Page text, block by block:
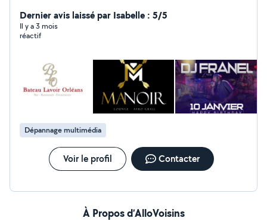
visite, plaquettes, papier en-tête etc.).
Dernier avis laissé par Isabelle : 5/5
Il y a 3 mois
réactif
Dépannage multimédia
Voir le profil Contacter
À Propos d’AlloVoisins